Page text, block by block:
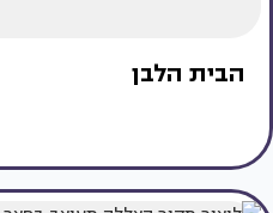
הבית הלבן